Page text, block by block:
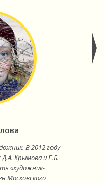
В 2012 году
Крымова и Е.Б.
«художник-
Московского